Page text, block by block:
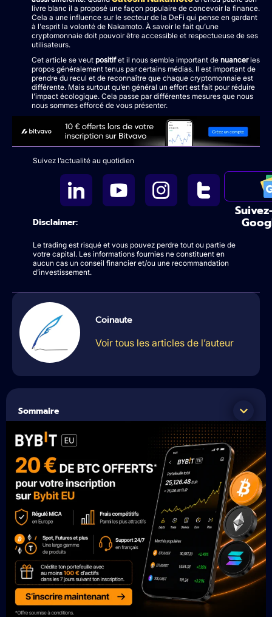
livre blanc il a proposé une façon populaire de concevoir la finance.
Cela a une influence sur le secteur de la DeFi qui pense en gardant
à l'esprit la volonté de Nakamoto. À savoir le fait qu’une
cryptomonnaie doit pouvoir être accessible et respectueuse de ses
utilisateurs.
Cet article se veut positifet il nous semble important de nuancerles
propos généralement tenus par certains médias. Il est important de
prendre du recul et de reconnaître que chaque cryptomonnaie est
différente. Mais surtout qu’en général un effort est fait pour réduire
l’impact écologique. Cela passe par différentes mesures que nous
nous sommes efforcé de vous présenter.
Suivez l’actualité au quotidien
Disclaimer:
Le trading est risqué et vous pouvez perdre tout ou partie de
votre capital. Les informations fournies ne constituent en
aucun cas un conseil financier et/ou une recommandation
d’investissement.
Coinaute
Voir tous les articles de l’auteur
Sommaire